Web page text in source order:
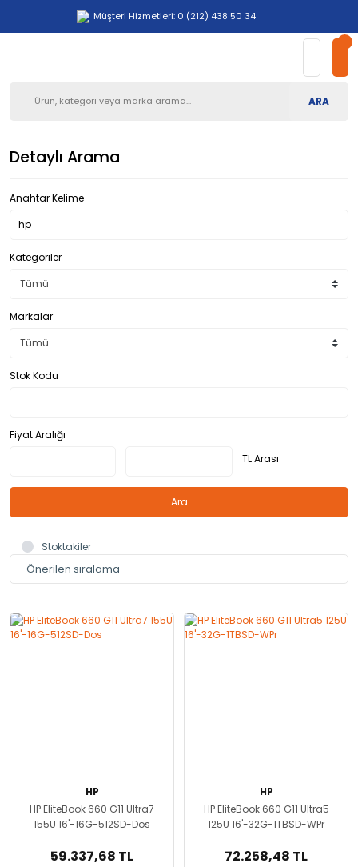
Müşteri Hizmetleri: 0 (212) 438 50 34
ARA
Detaylı Arama
Anahtar Kelime
Kategoriler
Markalar
Stok Kodu
Fiyat Aralığı
TL Arası
Ara
Stoktakiler
HP
HP EliteBook 660 G11 Ultra7
155U 16'-16G-512SD-Dos
59.337,68 TL
HP
HP EliteBook 660 G11 Ultra5
125U 16'-32G-1TBSD-WPr
72.258,48 TL